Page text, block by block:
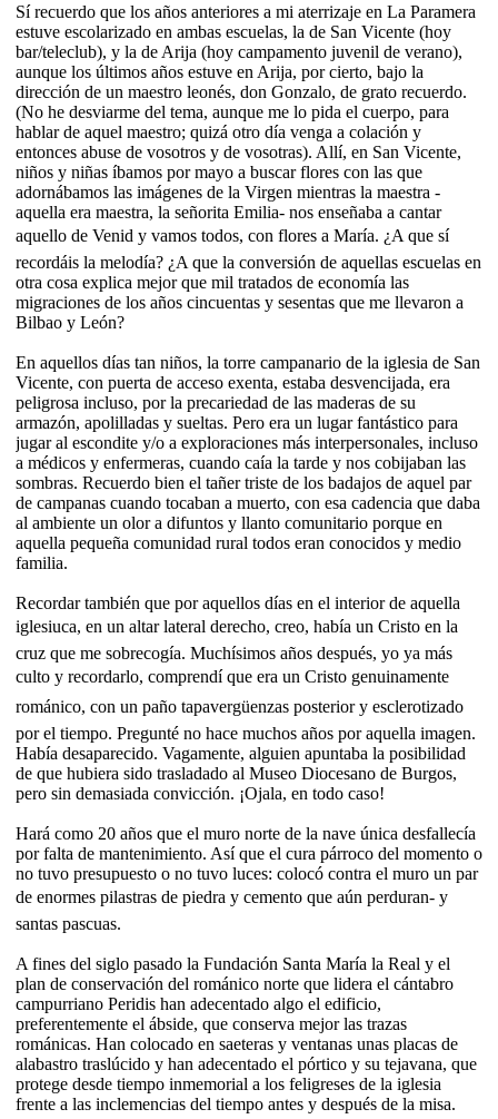
Sí recuerdo que los años anteriores a mi aterrizaje en La Paramera
estuve escolarizado en ambas escuelas, la de San Vicente (hoy
bar/teleclub), y la de Arija (hoy campamento juvenil de verano),
aunque los últimos años estuve en Arija, por cierto, bajo la
dirección de un maestro leonés, don Gonzalo, de grato recuerdo.
(No he desviarme del tema, aunque me lo pida el cuerpo, para
hablar de aquel maestro; quizá otro día venga a colación y
entonces abuse de vosotros y de vosotras). Allí, en San Vicente,
niños y niñas íbamos por mayo a buscar flores con las que
adornábamos las imágenes de la Virgen mientras la maestra -
aquella era maestra, la señorita Emilia- nos enseñaba a cantar
aquello de Venid y vamos todos, con flores a María. ¿A que sí
recordáis la melodía? ¿A que la conversión de aquellas escuelas en
otra cosa explica mejor que mil tratados de economía las
migraciones de los años cincuentas y sesentas que me llevaron a
Bilbao y León?
En aquellos días tan niños, la torre campanario de la iglesia de San
Vicente, con puerta de acceso exenta, estaba desvencijada, era
peligrosa incluso, por la precariedad de las maderas de su
armazón, apolilladas y sueltas. Pero era un lugar fantástico para
jugar al escondite y/o a exploraciones más interpersonales, incluso
a médicos y enfermeras, cuando caía la tarde y nos cobijaban las
sombras. Recuerdo bien el tañer triste de los badajos de aquel par
de campanas cuando tocaban a muerto, con esa cadencia que daba
al ambiente un olor a difuntos y llanto comunitario porque en
aquella pequeña comunidad rural todos eran conocidos y medio
familia.
Recordar también que por aquellos días en el interior de aquella
iglesiuca, en un altar lateral derecho, creo, había un Cristo en la
cruz que me sobrecogía. Muchísimos años después, yo ya más
culto y recordarlo, comprendí que era un Cristo genuinamente
románico, con un paño tapavergüenzas posterior y esclerotizado
por el tiempo. Pregunté no hace muchos años por aquella imagen.
Había desaparecido. Vagamente, alguien apuntaba la posibilidad
de que hubiera sido trasladado al Museo Diocesano de Burgos,
pero sin demasiada convicción. ¡Ojala, en todo caso!
Hará como 20 años que el muro norte de la nave única desfallecía
por falta de mantenimiento. Así que el cura párroco del momento o
no tuvo presupuesto o no tuvo luces: colocó contra el muro un par
de enormes pilastras de piedra y cemento que aún perduran- y
santas pascuas.
A fines del siglo pasado la Fundación Santa María la Real y el
plan de conservación del románico norte que lidera el cántabro
campurriano Peridis han adecentado algo el edificio,
preferentemente el ábside, que conserva mejor las trazas
románicas. Han colocado en saeteras y ventanas unas placas de
alabastro traslúcido y han adecentado el pórtico y su tejavana, que
protege desde tiempo inmemorial a los feligreses de la iglesia
frente a las inclemencias del tiempo antes y después de la misa.